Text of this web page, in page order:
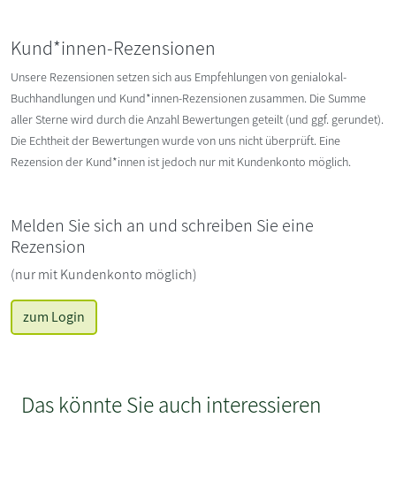
Kund*innen-Rezensionen
Unsere Rezensionen setzen sich aus Empfehlungen von genialokal-
Buchhandlungen und Kund*innen-Rezensionen zusammen. Die Summe
aller Sterne wird durch die Anzahl Bewertungen geteilt (und ggf. gerundet).
Die Echtheit der Bewertungen wurde von uns nicht überprüft. Eine
Rezension der Kund*innen ist jedoch nur mit Kundenkonto möglich.
Melden Sie sich an und schreiben Sie eine
Rezension
(nur mit Kundenkonto möglich)
zum Login
Das könnte Sie auch interessieren